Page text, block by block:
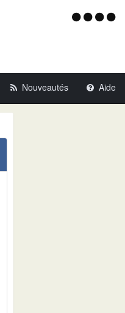
Menu
Nouveautés Aide